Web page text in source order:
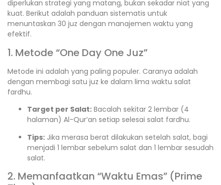
diperlukan strategi yang matang, bukan sekadar niat yang
kuat. Berikut adalah panduan sistematis untuk
menuntaskan 30 juz dengan manajemen waktu yang
efektif.
1. Metode “One Day One Juz”
Metode ini adalah yang paling populer. Caranya adalah
dengan membagi satu juz ke dalam lima waktu salat
fardhu.
Target per Salat: Bacalah sekitar 2 lembar (4
halaman) Al-Qur’an setiap selesai salat fardhu.
Tips: Jika merasa berat dilakukan setelah salat, bagi
menjadi 1 lembar sebelum salat dan 1 lembar sesudah
salat.
2. Memanfaatkan “Waktu Emas” (Prime